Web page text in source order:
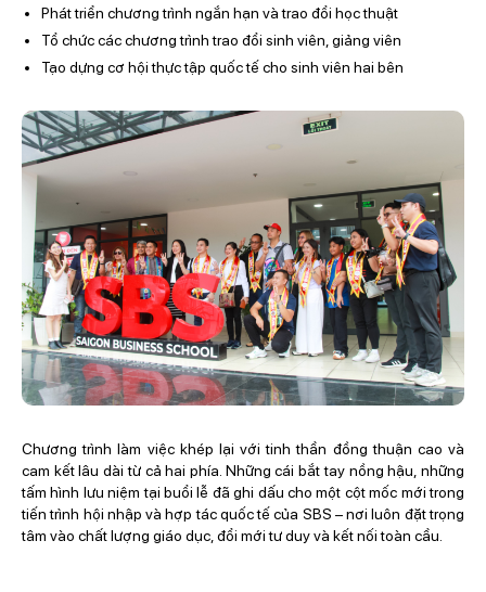
Phát triển chương trình ngắn hạn và trao đổi học thuật
Tổ chức các chương trình trao đổi sinh viên, giảng viên
Tạo dựng cơ hội thực tập quốc tế cho sinh viên hai bên
Chương trình làm việc khép lại với tinh thần đồng thuận cao và
cam kết lâu dài từ cả hai phía. Những cái bắt tay nồng hậu, những
tấm hình lưu niệm tại buổi lễ đã ghi dấu cho một cột mốc mới trong
tiến trình hội nhập và hợp tác quốc tế của SBS – nơi luôn đặt trọng
tâm vào chất lượng giáo dục, đổi mới tư duy và kết nối toàn cầu.